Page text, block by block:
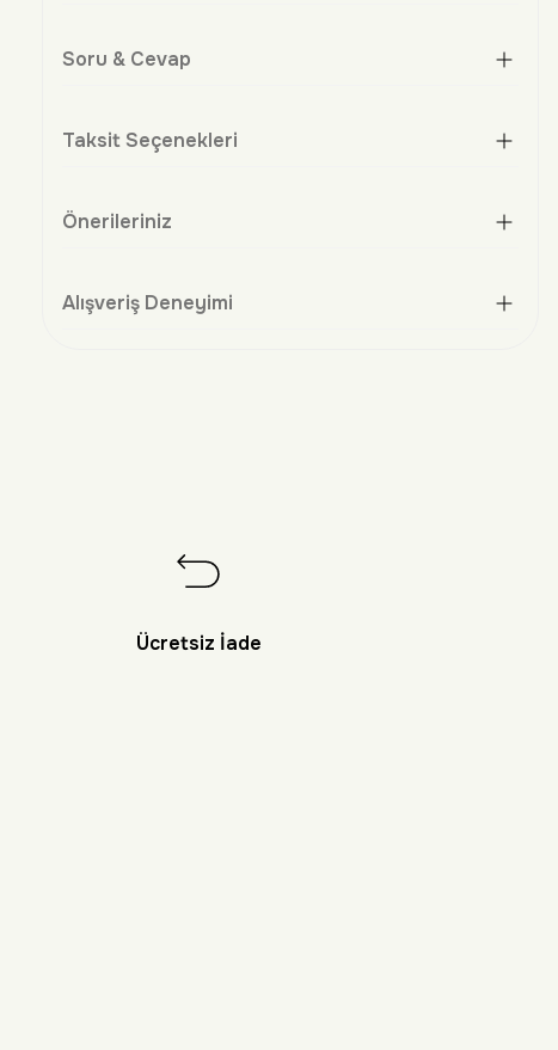
Soru & Cevap
Taksit Seçenekleri
Önerileriniz
Alışveriş Deneyimi
Ücretsiz İade